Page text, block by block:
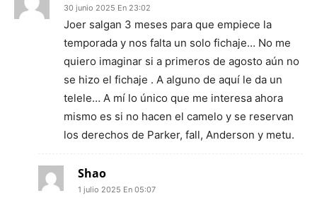
30 junio 2025 En 23:02
Joer salgan 3 meses para que empiece la
temporada y nos falta un solo fichaje… No me
quiero imaginar si a primeros de agosto aún no
se hizo el fichaje . A alguno de aquí le da un
telele… A mí lo único que me interesa ahora
mismo es si no hacen el camelo y se reservan
los derechos de Parker, fall, Anderson y metu.
Shao
1 julio 2025 En 05:07